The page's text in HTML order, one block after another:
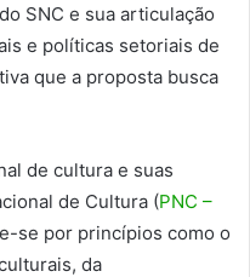
SNC e sua articulação
e políticas setoriais de
que a proposta busca
de cultura e suas
de Cultura (PNC –
se por princípios como o
da